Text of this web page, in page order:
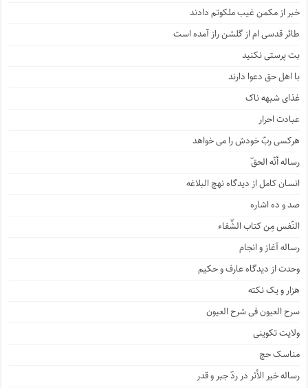
خبر از مکمن غیب ملکوتم دادند
طائر قدسی ام از گلشن راز آمده است
بت پرستی نکنید
با اهل حق دعوا دارند
غذای شبهه ناک
عبادت احرار
هرکسی ربّ خودش را می خواهد
رساله أنّه الحقّ
انسان کامل از دیدگاه نهج البلاغه
صد و ده اشاره
النّفس مِن کتاب الشِّفاء
رساله آغاز و انجام
وحدت از دیدگاه عارف و حکیم
هزار و یک نکته
سرح العیون فی شرح العیون
ولایت تکوینی
مناسک حج
رساله خیر الأثر در ردّ جبر و قدر